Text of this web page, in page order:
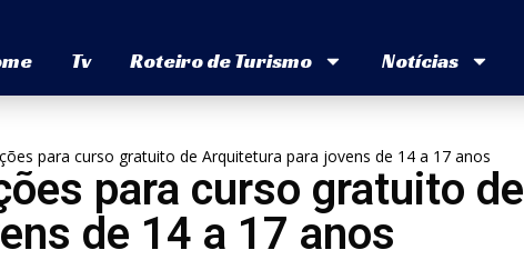
Tv Roteiro de Turismo Notícias
para curso gratuito de Arquitetura para jovens de 14 a 17 anos
para curso gratuito de
de 14 a 17 anos